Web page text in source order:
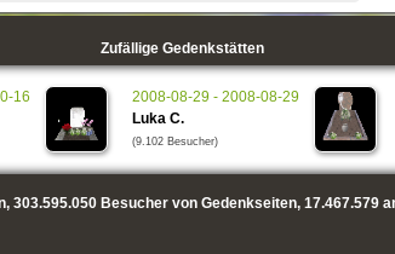
Zufällige Gedenkstätten
16
2008-08-29 - 2008-08-29
Luka C.
(9.102 Besucher)
303.595.050Besucher von Gedenkseiten, 17.467.579